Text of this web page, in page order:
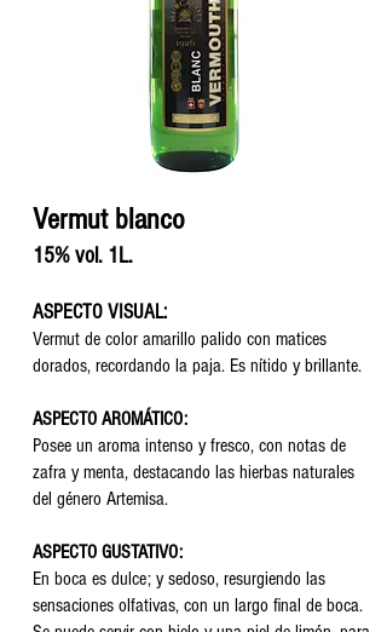
Vermut blanco
15% vol. ​1L.
ASPECTO VISUAL:
Vermut de color amarillo palido con matices
dorados, recordando la paja. Es nítido y brillante. ​
ASPECTO AROMÁTICO:
Posee un aroma intenso y fresco, con notas de
zafra y menta, destacando las hierbas naturales
del género Artemisa. ​
ASPECTO GUSTATIVO:
En boca es dulce; y sedoso, resurgiendo las
sensaciones olfativas, con un largo final de boca.